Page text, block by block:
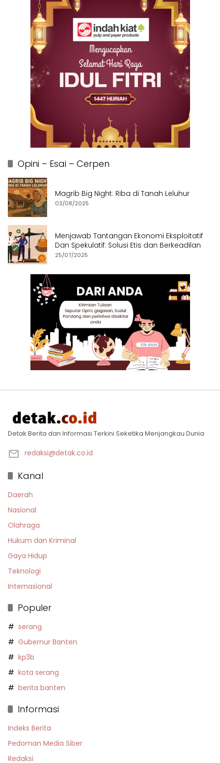
Opini – Esai – Cerpen
Magrib Big Night: Riba di Tanah Leluhur
03/08/2025
Menjawab Tantangan Ekonomi Eksploitatif
Dan Spekulatif: Solusi Etis dan Berkeadilan
25/07/2025
Detak Berita dan Informasi Terkini Seketika Menjangkau Dunia
redaksi@detak.co.id
Kanal
Daerah
Nasional
Olahraga
Hukum dan Kriminal
Gaya Hidup
Teknologi
Internasional
Populer
serang
Gubernur Banten
kp3b
kota serang
berita banten
Informasi
Indeks Berita
Pedoman Media Siber
Redaksi